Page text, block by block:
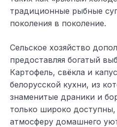
традиционные рыбные
поколения в поколение.
Сельское хозяйство
предоставляя богатый
Картофель, свёкла и
белорусской кухни, из
знаменитые драники и
только широко
атмосферу домашнего